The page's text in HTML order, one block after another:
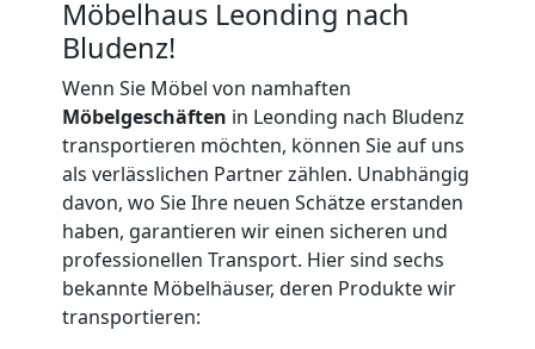
Möbelhaus Leonding nach
Bludenz!
Wenn Sie Möbel von namhaften
Möbelgeschäften in Leonding nach Bludenz
transportieren möchten, können Sie auf uns
als verlässlichen Partner zählen. Unabhängig
davon, wo Sie Ihre neuen Schätze erstanden
haben, garantieren wir einen sicheren und
professionellen Transport. Hier sind sechs
bekannte Möbelhäuser, deren Produkte wir
transportieren: